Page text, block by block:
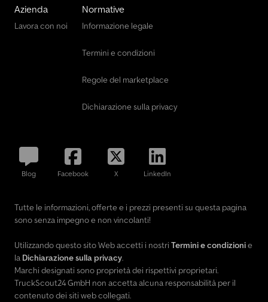
Azienda
Lavora con noi
Normative
Informazione legale
Termini e condizioni
Regole del marketplace
Dichiarazione sulla privacy
Blog Facebook X LinkedIn
Tutte le informazioni, offerte e i prezzi presenti su questa pagina
sono senza impegno e non vincolanti!
Utilizzando questo sito Web accetti i nostri Termini e condizionie
la Dichiarazione sulla privacy.
Marchi designati sono proprietà dei rispettivi proprietari.
TruckScout24 GmbH non accetta alcuna responsabilità per il
contenuto dei siti web collegati.